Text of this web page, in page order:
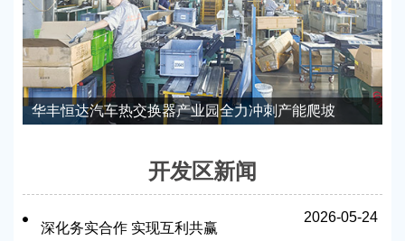
华丰恒达汽车热交换器产业园全力冲刺产能爬坡
开发区新闻
2026-05-24
深化务实合作 实现互利共赢